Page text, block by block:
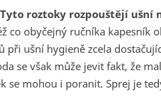
Tyto roztoky rozpouštějí ušní
co obyčejný ručníka kapesník
ušní hygieně zcela
se však může jevit fakt, že
se mohou i poranit. Sprej je